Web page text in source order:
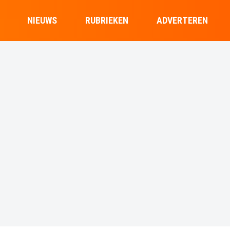
NIEUWS RUBRIEKEN ADVERTEREN